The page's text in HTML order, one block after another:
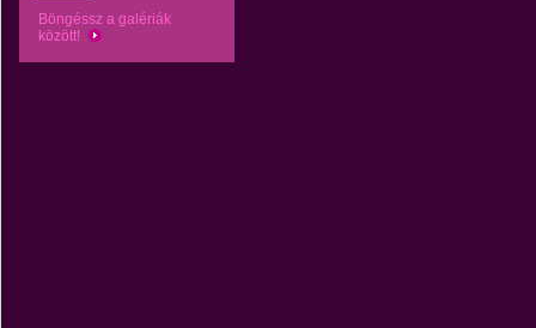
Böngéssz a galériák
között!